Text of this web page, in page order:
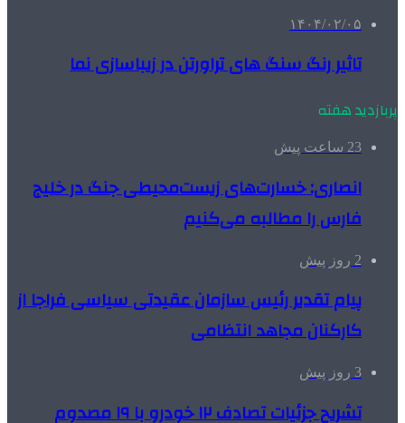
۱۴۰۴/۰۲/۰۵
تاثیر رنگ سنگ های تراورتن در زیباسازی نما
پربازدید هفته
23 ساعت پیش
انصاری: خسارت‌های زیست‌محیطی جنگ در خلیج
فارس را مطالبه‌ می‌کنیم
2 روز پیش
پیام تقدیر رئیس سازمان عقیدتی سیاسی فراجا از
کارکنان مجاهد انتظامی
3 روز پیش
تشریح جزئیات تصادف ۱۲ خودرو با ۱۹ مصدوم